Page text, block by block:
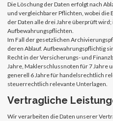
Die Löschung der Daten erfolgt nach
und vergleichbarer Pflichten, wobei
der Daten alle drei Jahre überprüft
Aufbewahrungspflichten.
Im Fall der gesetzlichen
deren Ablauf. Aufbewahrungspflichtig
Recht in der Versicherungs- und
Jahre, Maklerschlussnoten für 7 Jahre
generell 6 Jahre für handelsrechtlich
steuerrechtlich relevante Unterlagen.
Vertragliche
Wir verarbeiten die Daten unserer